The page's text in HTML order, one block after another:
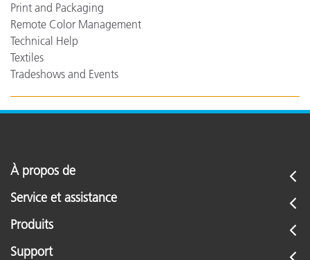
Print and Packaging
Remote Color Management
Technical Help
Textiles
Tradeshows and Events
À propos de
Service et assistance
Produits
Support